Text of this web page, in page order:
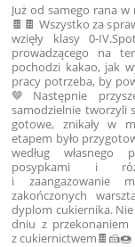
Już od samego rana w
🍫🍫 Wszystko za
wzięły klasy 0-
prowadzącego na
pochodzi kakao, jak
pracy potrzeba, by
🤎Następnie
samodzielnie tworzyli
gotowe, znikały w
etapem było
według własnego
posypkami i
i zaangażowanie
zakończonych
dyplom cukiernika.
dniu z przekonaniem
z cukiernictwem🍫🍰🍩